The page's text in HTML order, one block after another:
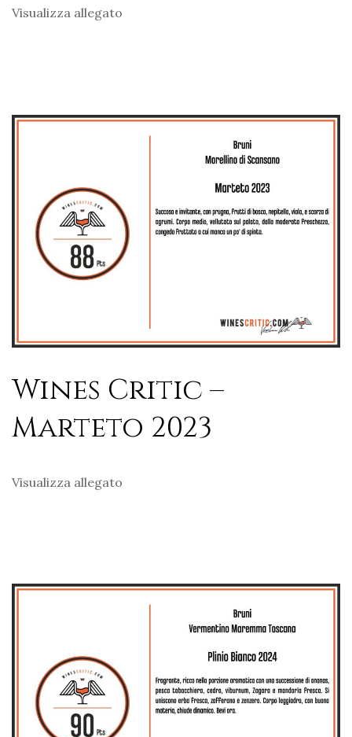
Visualizza allegato
Wines Critic –
Marteto 2023
Visualizza allegato